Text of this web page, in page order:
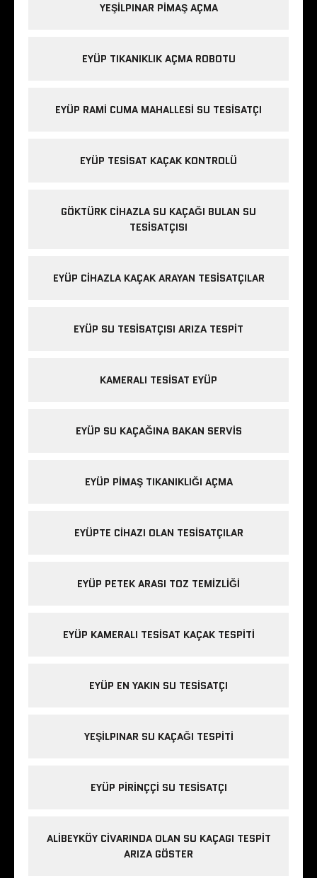
YEŞILPINAR PIMAŞ AÇMA
EYÜP TIKANIKLIK AÇMA ROBOTU
EYÜP RAMI CUMA MAHALLESI SU TESISATÇI
EYÜP TESISAT KAÇAK KONTROLÜ
GÖKTÜRK CIHAZLA SU KAÇAĞI BULAN SU
TESISATÇISI
EYÜP CIHAZLA KAÇAK ARAYAN TESISATÇILAR
EYÜP SU TESISATÇISI ARIZA TESPIT
KAMERALI TESISAT EYÜP
EYÜP SU KAÇAĞINA BAKAN SERVIS
EYÜP PIMAŞ TIKANIKLIĞI AÇMA
EYÜPTE CIHAZI OLAN TESISATÇILAR
EYÜP PETEK ARASI TOZ TEMIZLIĞI
EYÜP KAMERALI TESISAT KAÇAK TESPITI
EYÜP EN YAKIN SU TESISATÇI
YEŞILPINAR SU KAÇAĞI TESPITI
EYÜP PIRINÇÇI SU TESISATÇI
ALIBEYKÖY CIVARINDA OLAN SU KAÇAGI TESPIT
ARIZA GÖSTER